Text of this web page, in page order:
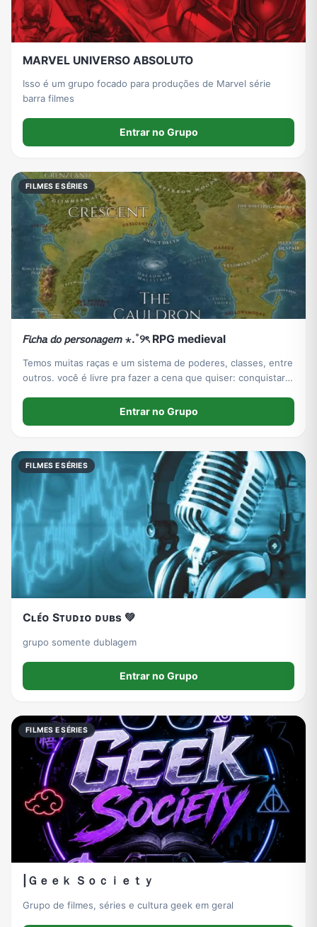
MARVEL UNIVERSO ABSOLUTO
Isso é um grupo focado para produções de Marvel série
barra filmes
Entrar no Grupo
FILMES E SÉRIES
𝘍𝘪𝘤𝘩𝘢 𝘥𝘰 𝘱𝘦𝘳𝘴𝘰𝘯𝘢𝘨𝘦𝘮 ⋆.˚୨ৎ RPG medieval
Temos muitas raças e um sistema de poderes, classes, entre
outros. você é livre pra fazer a cena que quiser: conquistar
Entrar no Grupo
FILMES E SÉRIES
Cʟᴇ́ᴏ Sᴛᴜᴅɪᴏ ᴅᴜʙs 💚
grupo somente dublagem
Entrar no Grupo
FILMES E SÉRIES
|Ｇｅｅｋ Ｓｏｃｉｅｔｙ
Grupo de filmes, séries e cultura geek em geral